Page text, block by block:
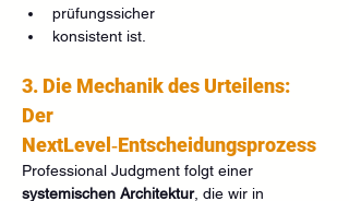
prüfungssicher
konsistent ist.
3. Die Mechanik des Urteilens:
Der
NextLevel‑Entscheidungsprozess
Professional Judgment folgt einer
systemischen Architektur, die wir in